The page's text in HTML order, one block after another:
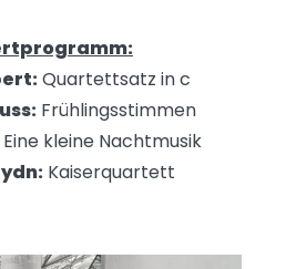
Quartettsatz in c
Frühlingsstimmen
Eine kleine Nachtmusik
Kaiserquartett